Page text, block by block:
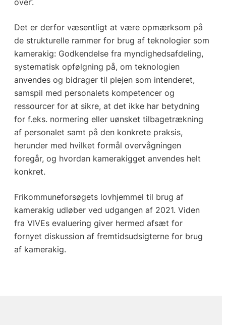
over’.
Det er derfor væsentligt at være opmærksom på
de strukturelle rammer for brug af teknologier som
kamerakig: Godkendelse fra myndighedsafdeling,
systematisk opfølgning på, om teknologien
anvendes og bidrager til plejen som intenderet,
samspil med personalets kompetencer og
ressourcer for at sikre, at det ikke har betydning
for f.eks. normering eller uønsket tilbagetrækning
af personalet samt på den konkrete praksis,
herunder med hvilket formål overvågningen
foregår, og hvordan kamerakigget anvendes helt
konkret.
Frikommuneforsøgets lovhjemmel til brug af
kamerakig udløber ved udgangen af 2021. Viden
fra VIVEs evaluering giver hermed afsæt for
fornyet diskussion af fremtidsudsigterne for brug
af kamerakig.